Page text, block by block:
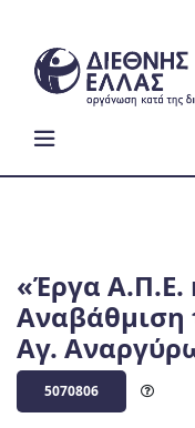
content
«Έργα Α.Π.Ε.
Αναβάθμιση
Αγ.
5070806